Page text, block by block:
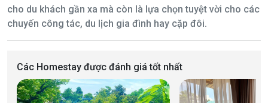
cho du khách gần xa mà còn là lựa chọn tuyệt vời cho các
chuyến công tác, du lịch gia đình hay cặp đôi.
Các Homestay được đánh giá tốt nhất